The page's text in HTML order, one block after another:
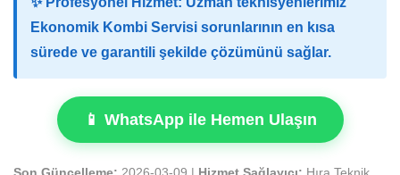
Ekonomik Kombi Servisi sorunlarının en kısa
sürede ve garantili şekilde çözümünü sağlar.
📱 WhatsApp ile Hemen Ulaşın